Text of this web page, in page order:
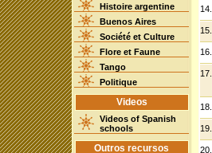
Histoire argentine
Buenos Aires
Société et Culture
Flore et Faune
Tango
Politique
Videos
Videos of Spanish
schools
Outros recursos
14.
15.
16.
17.
18.
19.
20.